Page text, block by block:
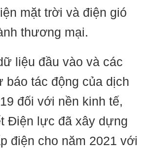
mặt trời và điện gió
thương mại.
liệu đầu vào và các
báo tác động của dịch
đối với nền kinh tế,
Điện lực đã xây dựng
điện cho năm 2021 với